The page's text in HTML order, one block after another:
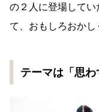
の２人に登場して
て、おもしろおかし
テーマは「思わ